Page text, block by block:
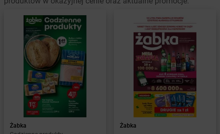
Żabka
Żabka